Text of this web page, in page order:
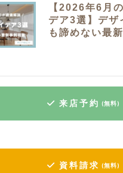
【2026年6月
デア3選】デザ
も諦めない最
来店予約 (無料)
資料請求 (無料)